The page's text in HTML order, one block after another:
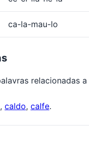
ca-la-mau-lo
relacionadas a
, caldo, calfe.